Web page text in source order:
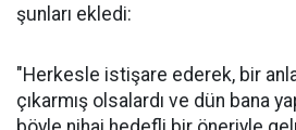
şunları ekledi:
"Herkesle istişare ederek, bir
çıkarmış olsalardı ve dün bana